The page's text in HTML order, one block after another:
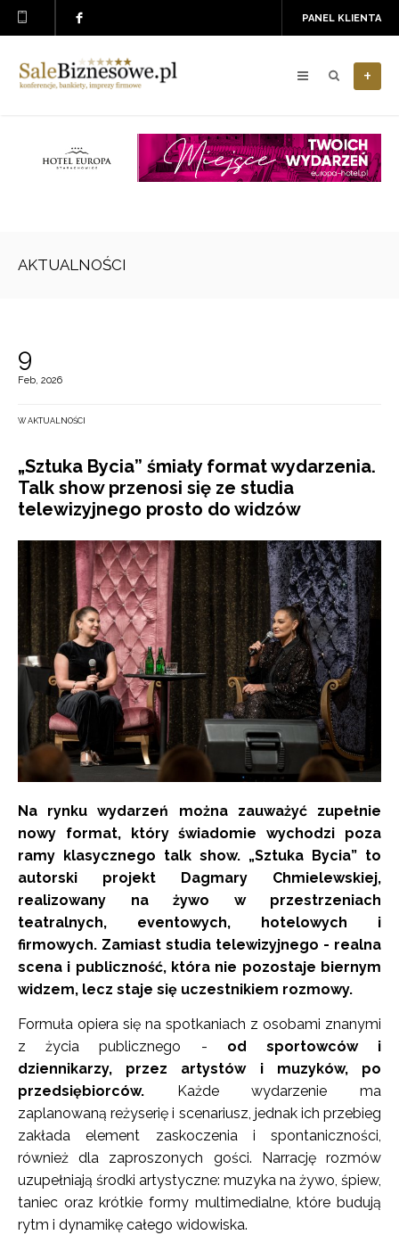
PANEL KLIENTA
+
AKTUALNOŚCI
9
Feb, 2026
W AKTUALNOŚCI
„Sztuka Bycia” śmiały format wydarzenia.
Talk show przenosi się ze studia
telewizyjnego prosto do widzów
Na rynku wydarzeń można zauważyć zupełnie
nowy format, który świadomie wychodzi poza
ramy klasycznego talk show. „Sztuka Bycia” to
autorski projekt Dagmary Chmielewskiej,
realizowany na żywo w przestrzeniach
teatralnych, eventowych, hotelowych i
firmowych. Zamiast studia telewizyjnego - realna
scena i publiczność, która nie pozostaje biernym
widzem, lecz staje się uczestnikiem rozmowy.
Formuła opiera się na spotkaniach z osobami znanymi
z życia publicznego - od sportowców i
dziennikarzy, przez artystów i muzyków, po
przedsiębiorców.
Każde wydarzenie ma
zaplanowaną reżyserię i scenariusz, jednak ich przebieg
zakłada element zaskoczenia i spontaniczności,
również dla zaproszonych gości. Narrację rozmów
uzupełniają środki artystyczne: muzyka na żywo, śpiew,
taniec oraz krótkie formy multimedialne, które budują
rytm i dynamikę całego widowiska.